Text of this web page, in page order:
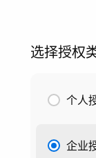
选择授权
个人
企业